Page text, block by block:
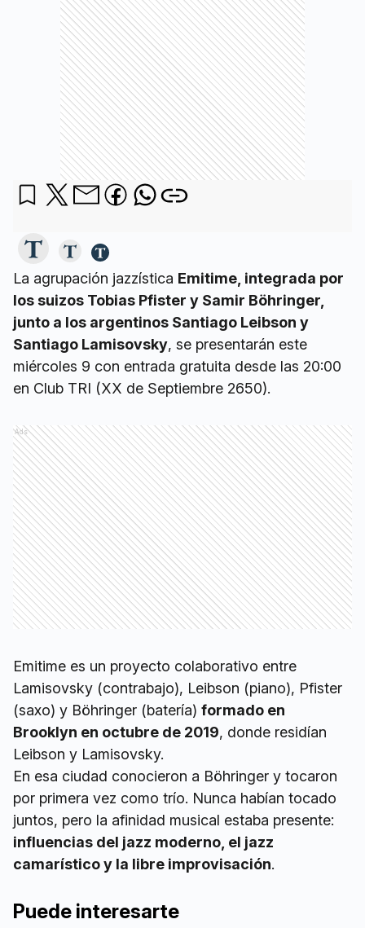
La agrupación jazzística Emitime, integrada por
los suizos Tobias Pfister y Samir Böhringer,
junto a los argentinos Santiago Leibson y
Santiago Lamisovsky, se presentarán este
miércoles 9 con entrada gratuita desde las 20:00
en Club TRI (XX de Septiembre 2650).
Ads
Emitime es un proyecto colaborativo entre
Lamisovsky (contrabajo), Leibson (piano), Pfister
(saxo) y Böhringer (batería) formado en
Brooklyn en octubre de 2019, donde residían
Leibson y Lamisovsky.
En esa ciudad conocieron a Böhringer y tocaron
por primera vez como trío. Nunca habían tocado
juntos, pero la afinidad musical estaba presente:
influencias del jazz moderno, el jazz
camarístico y la libre improvisación.
Puede interesarte